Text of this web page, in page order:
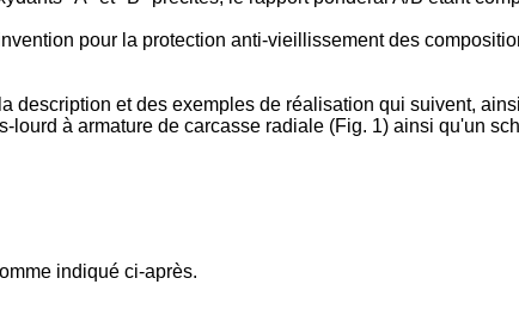
pour la protection anti-vieillissement des
description et des exemples de réalisation qui suivent,
à armature de carcasse radiale (Fig. 1) ainsi qu'un
indiqué ci-après.